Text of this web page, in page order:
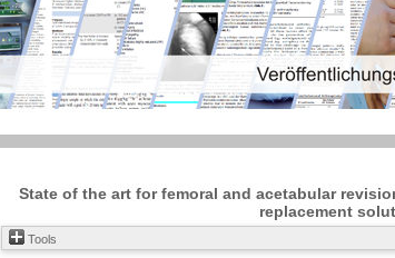
State of the art for femoral and acetabular
replacement
Tools